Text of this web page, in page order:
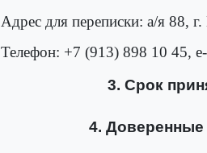
Адрес для переписки: а/я 88,
Телефон: +7 (913) 898 10 45,
3. Срок
4. Доверенные